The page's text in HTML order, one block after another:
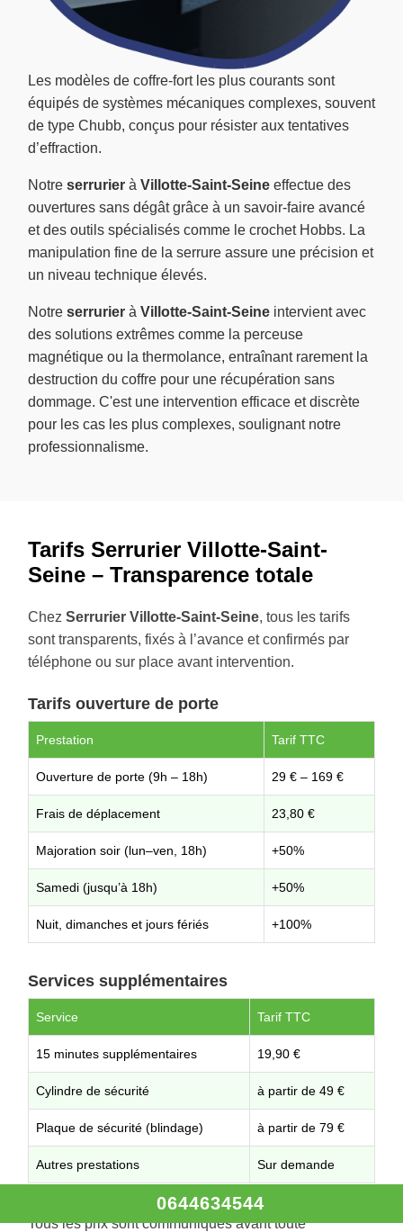
Les modèles de coffre-fort les plus courants sont
équipés de systèmes mécaniques complexes, souvent
de type Chubb, conçus pour résister aux tentatives
d’effraction.
Notre serrurier à Villotte-Saint-Seine effectue des
ouvertures sans dégât grâce à un savoir-faire avancé
et des outils spécialisés comme le crochet Hobbs. La
manipulation fine de la serrure assure une précision et
un niveau technique élevés.
Notre serrurier à Villotte-Saint-Seine intervient avec
des solutions extrêmes comme la perceuse
magnétique ou la thermolance, entraînant rarement la
destruction du coffre pour une récupération sans
dommage. C'est une intervention efficace et discrète
pour les cas les plus complexes, soulignant notre
professionnalisme.
Tarifs Serrurier Villotte-Saint-
Seine – Transparence totale
Chez Serrurier Villotte-Saint-Seine, tous les tarifs
sont transparents, fixés à l’avance et confirmés par
téléphone ou sur place avant intervention.
Tarifs ouverture de porte
Prestation Tarif TTC
Ouverture de porte (9h – 18h) 29 € – 169 €
Frais de déplacement 23,80 €
Majoration soir (lun–ven, 18h) +50%
Samedi (jusqu’à 18h) +50%
Nuit, dimanches et jours fériés +100%
Services supplémentaires
Service Tarif TTC
15 minutes supplémentaires 19,90 €
Cylindre de sécurité à partir de 49 €
Plaque de sécurité (blindage) à partir de 79 €
Autres prestations Sur demande
Tous les prix sont communiqués avant toute
0644634544